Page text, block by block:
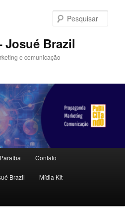
Brazil
e comunicação
Contato
Brazil Mídia Kit